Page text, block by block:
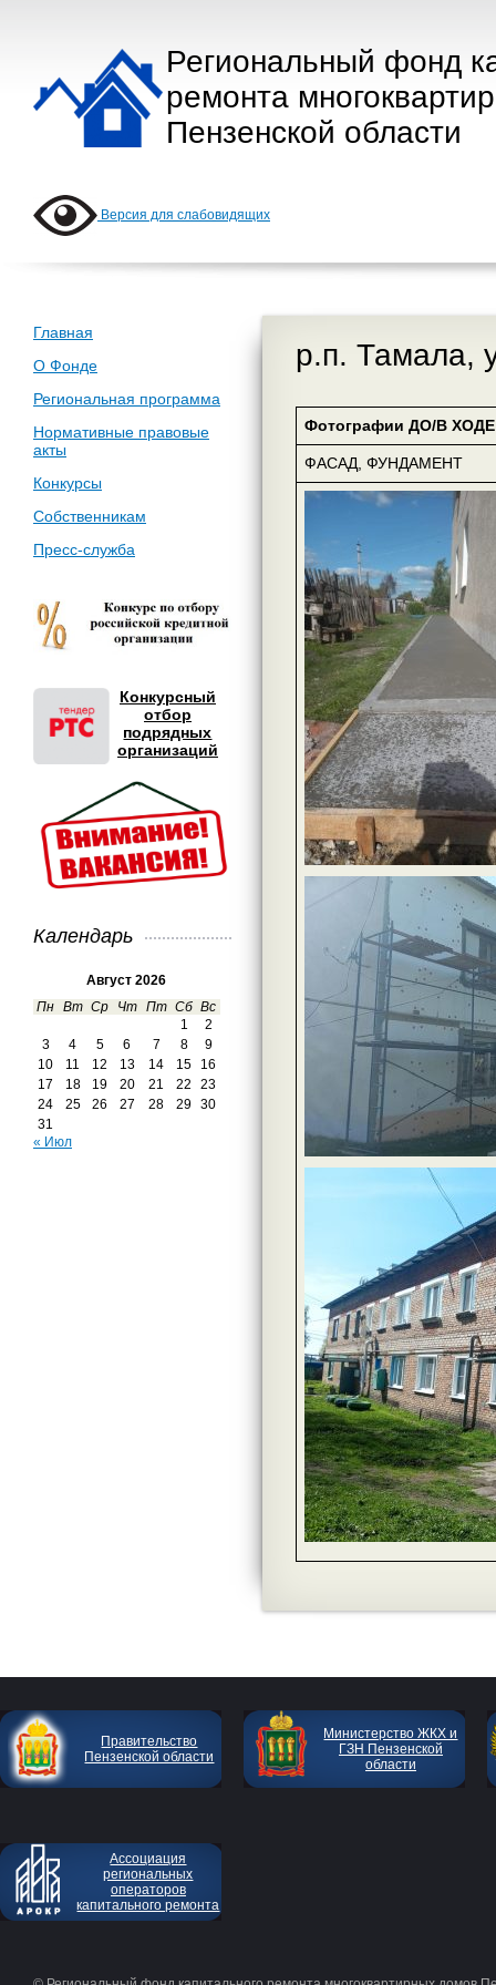
Региональный фонд
ремонта
Пензенской области
Версия для слабовидящих
Главная
О Фонде
Региональная программа
Нормативные правовые
акты
Конкурсы
Собственникам
Пресс-служба
Конкурсный
отбор
подрядных
организаций
Календарь
Август 2026
Пн Вт Ср Чт Пт Сб Вс
1
2
3
4 5 6 7 8
9
10
11 12 13 14 15
16
17
18 19 20 21 22
23
24
25 26 27 28 29
30
31
« Июл
р.п. Тамала,
Фотографии ДО/В ХОДЕ
ФАСАД, ФУНДАМЕНТ
Правительство
Пензенской области
Министерство ЖКХ и
ГЗН Пензенской
области
Ассоциация
региональных
операторов
капитального ремонта